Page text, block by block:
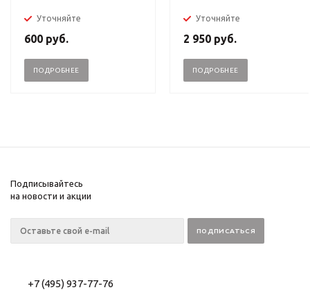
Уточняйте
600 руб.
ПОДРОБНЕЕ
Уточняйте
2 950 руб.
ПОДРОБНЕЕ
Подписывайтесь
на новости и акции
+7 (495) 937-77-76